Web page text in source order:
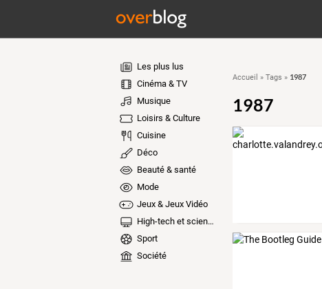
Les plus lus
Cinéma & TV
Musique
Loisirs & Culture
Cuisine
Déco
Beauté & santé
Mode
Jeux & Jeux Vidéo
High-tech et sciences
Sport
Société
Accueil » Tags » 1987
1987